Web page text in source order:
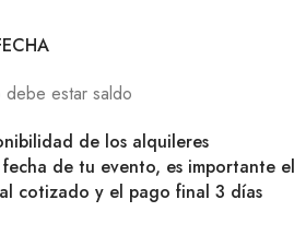
estar saldo
de los alquileres
de tu evento, es importante el
cotizado y el pago final 3 días